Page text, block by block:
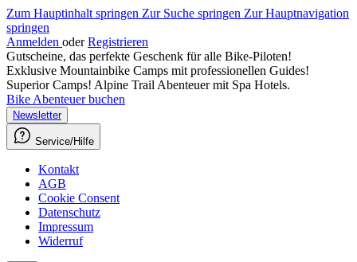
Zum Hauptinhalt springen Zur Suche springen Zur Hauptnavigation
springen
Anmelden oder Registrieren
Gutscheine, das perfekte Geschenk für alle Bike-Piloten!
Exklusive Mountainbike Camps mit professionellen Guides!
Superior Camps! Alpine Trail Abenteuer mit Spa Hotels.
Bike Abenteuer buchen
Newsletter
Service/Hilfe
Kontakt
AGB
Cookie Consent
Datenschutz
Impressum
Widerruf